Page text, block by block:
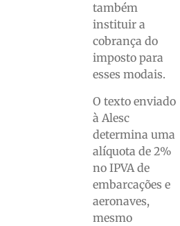
também
instituir a
cobrança do
imposto para
esses modais.
O texto enviado
à Alesc
determina uma
alíquota de 2%
no IPVA de
embarcações e
aeronaves,
mesmo